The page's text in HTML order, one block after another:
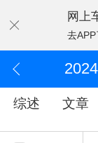
网上
去
综述 文章